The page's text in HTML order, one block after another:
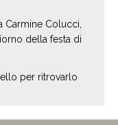
Carmine Colucci,
della festa di
per ritrovarlo